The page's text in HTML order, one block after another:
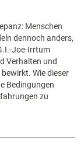
Menschen
dennoch anders,
Joe-Irrtum
Verhalten und
Wie dieser
Bedingungen
zu